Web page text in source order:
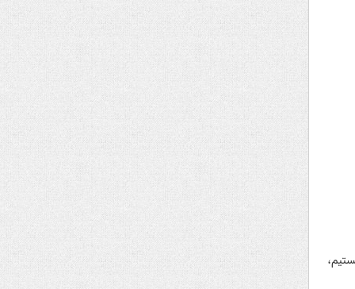
در ۱۰ استان کشور هستیم،